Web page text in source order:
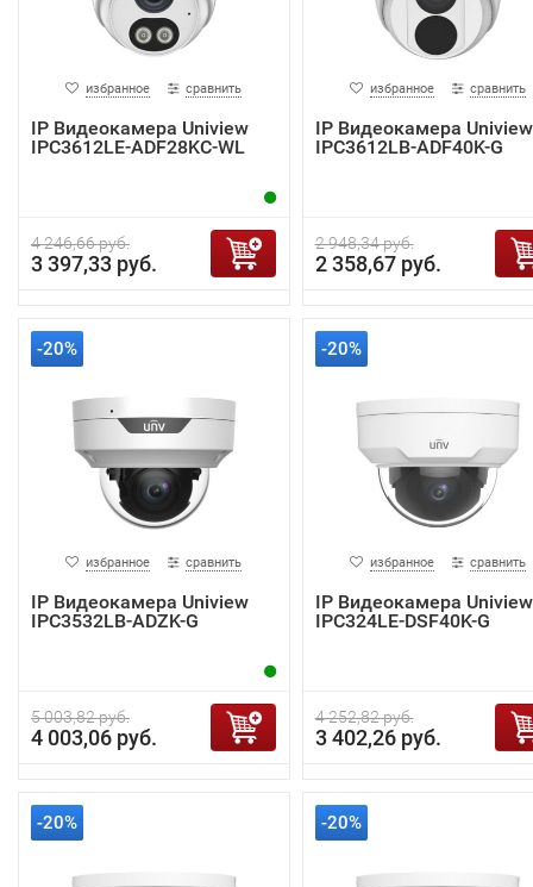
избранное сравнить
IP Видеокамера Uniview
IPC3612LE-ADF28KC-WL
4 246,66 руб.
3 397,33 руб.
избранное сравнить
IP Видеокамера Uniview
IPC3612LB-ADF40K-G
2 948,34 руб.
2 358,67 руб.
-20%
избранное сравнить
IP Видеокамера Uniview
IPC3532LB-ADZK-G
5 003,82 руб.
4 003,06 руб.
-20%
избранное сравнить
IP Видеокамера Uniview
IPC324LE-DSF40K-G
4 252,82 руб.
3 402,26 руб.
-20% -20%